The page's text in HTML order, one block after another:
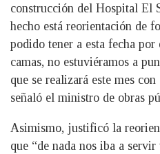
construcción del Hospital El
hecho está reorientación de
podido tener a esta fecha
camas, no estuviéramos a
que se realizará este mes
señaló el ministro de obras
Asimismo, justificó la
que “de nada nos iba a